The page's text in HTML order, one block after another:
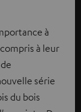
à
à leur
série
du bois